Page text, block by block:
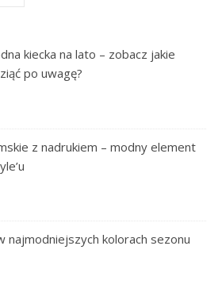
kiecka na lato – zobacz jakie
po uwagę?
z nadrukiem – modny element
najmodniejszych kolorach sezonu